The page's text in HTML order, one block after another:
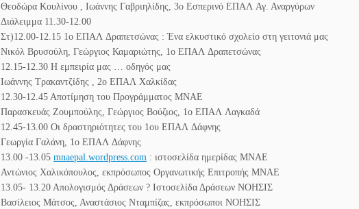
Θεοδώρα Κουλίνου , Ιωάννης Γαβριηλίδης, 3ο Εσπερινό ΕΠΑΛ Αγ. Αναργύρων
Διάλειμμα 11.30-12.00
Στ)12.00-12.15 1ο ΕΠΑΛ Δραπετσώνας : Ένα ελκυστικό σχολείο στη γειτονιά μας
Νικόλ Βρυσούλη, Γεώργιος Καμαριώτης, 1ο ΕΠΑΛ Δραπετσώνας
12.15-12.30 Η εμπειρία μας … οδηγός μας
Ιωάννης Τρακαντζίδης , 2ο ΕΠΑΛ Χαλκίδας
12.30-12.45 Αποτίμηση του Προγράμματος ΜΝΑΕ
Παρασκευάς Ζουμπούλης, Γεώργιος Βούζιος, 1ο ΕΠΑΛ Λαγκαδά
12.45-13.00 Οι δραστηριότητες του 1ου ΕΠΑΛ Δάφνης
Γεωργία Γαλάνη, 1ο ΕΠΑΛ Δάφνης
13.00 -13.05 mnaepal.wordpress.com : ιστοσελίδα ημερίδας ΜΝΑΕ
Αντώνιος Χαλικόπουλος, εκπρόσωπος Οργανωτικής Επιτροπής ΜΝΑΕ
13.05- 13.20 Απολογισμός Δράσεων ? Ιστοσελίδα Δράσεων ΝΟΗΣΙΣ
Βασίλειος Μάτσος, Αναστάσιος Νταμπίζας, εκπρόσωποι ΝΟΗΣΙΣ